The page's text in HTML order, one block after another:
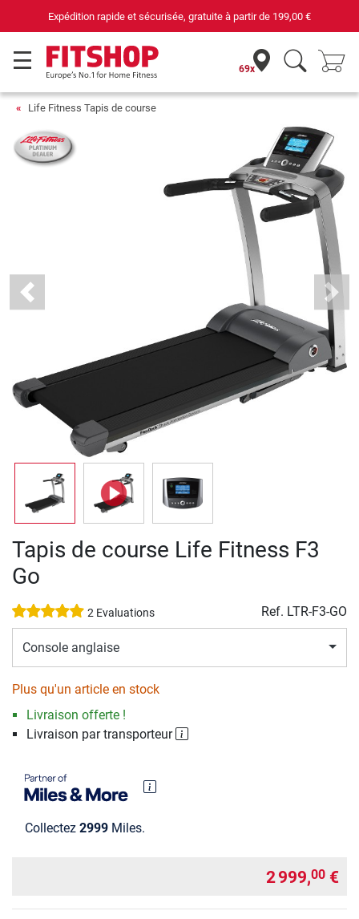
69 magasins avec 75 techniciens
69x
Life Fitness Tapis de course
Previous Next
Tapis de course Life Fitness F3
Go
2 Evaluations Ref. LTR-F3-GO
Console anglaise
Plus qu'un article en stock
Livraison offerte !
Livraison par transporteur
Collectez 2999 Miles.
2 999,00 €